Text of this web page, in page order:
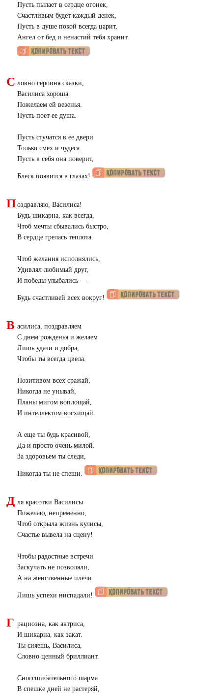
Пусть пылает в сердце огонек,
Счастливым будет каждый денек,
Пусть в душе покой всегда царит,
Ангел от бед и ненастий тебя хранит.
С ловно героиня сказки,
Василиса хороша.
Пожелаем ей везенья.
Пусть поет ее душа.
Пусть стучатся в ее двери
Только смех и чудеса.
Пусть в себя она поверит,
Блеск появится в глазах!
П оздравляю, Василиса!
Будь шикарна, как всегда,
Чтоб мечты сбывались быстро,
В сердце грелась теплота.
Чтоб желания исполнялись,
Удивлял любимый друг,
И победы улыбались —
Будь счастливей всех вокруг!
В асилиса, поздравляем
С днем рожденья и желаем
Лишь удачи и добра,
Чтобы ты всегда цвела.
Позитивом всех сражай,
Никогда не унывай,
Планы мигом воплощай,
И интеллектом восхищай.
А еще ты будь красивой,
Да и просто очень милой.
За здоровьем ты следи,
Никогда ты не спеши.
Д ля красотки Василисы
Пожелаю, непременно,
Чтоб открыла жизнь кулисы,
Счастье вывела на сцену!
Чтобы радостные встречи
Заскучать не позволяли,
А на женственные плечи
Лишь успехи ниспадали!
Г рациозна, как актриса,
И шикарна, как закат.
Ты сияешь, Василиса,
Словно ценный бриллиант.
Сногсшибательного шарма
В спешке дней не растеряй,